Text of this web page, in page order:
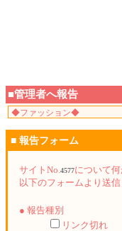
■管理者へ報告
■ 報告フォーム
サイトNo.4577について
以下のフォームより送信
● 報告種別
リンク切れ